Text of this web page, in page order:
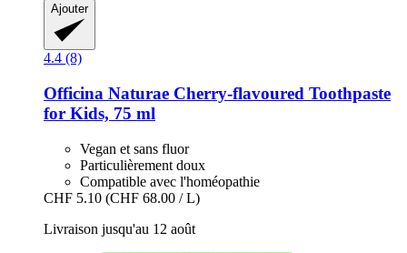
Ajouter
4.4 (8)
Officina Naturae Cherry-​flavoured Toothpaste
for Kids, 75 ml
Vegan et sans fluor
Particulièrement doux
Compatible avec l'homéopathie
CHF 5.10 (CHF 68.00 / L)
Livraison jusqu'au 12 août